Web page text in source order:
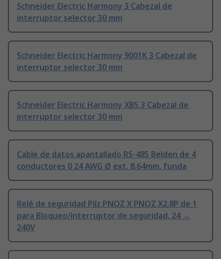
Schneider Electric Harmony 3 Cabezal de
interruptor selector 30 mm
Schneider Electric Harmony 9001K 3 Cabezal de
interruptor selector 30 mm
Schneider Electric Harmony XB5 3 Cabezal de
interruptor selector 30 mm
Cable de datos apantallado RS-485 Belden de 4
conductores 0 24 AWG Ø ext. 8.64mm, funda
Relé de seguridad Pilz PNOZ X PNOZ X2.8P de 1
para Bloqueo/interruptor de seguridad, 24 →
240V